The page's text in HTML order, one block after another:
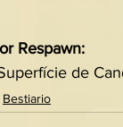
Respawn:
de
Bestiario